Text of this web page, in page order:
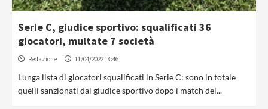
Serie C, giudice sportivo: squalificati 36
giocatori, multate 7 società
Redazione 11/04/2022 18:46
Lunga lista di giocatori squalificati in Serie C: sono in totale
quelli sanzionati dal giudice sportivo dopo i match del...